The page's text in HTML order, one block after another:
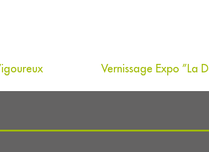
Vernissage Expo ”La